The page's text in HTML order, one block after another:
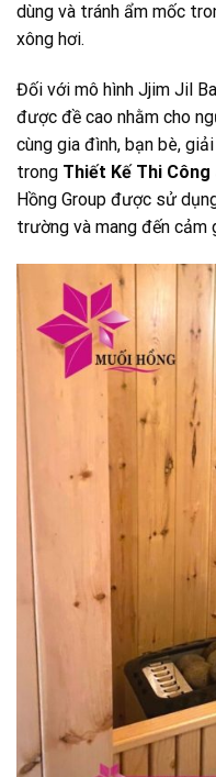
dùng và tránh ẩm mốc
xông hơi.
Đối với mô hình Jjim Jil
được đề cao nhằm cho
cùng gia đình, bạn bè,
trong Thiết Kế Thi Công
Hồng Group được sử
trường và mang đến cảm